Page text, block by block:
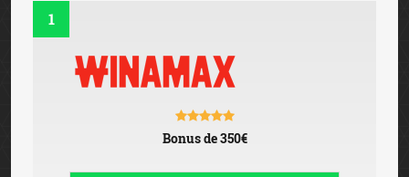
1
Bonus de 350€